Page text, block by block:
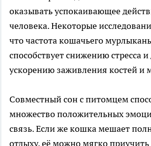
оказывать успокаивающее
человека. Некоторые
что частота кошачьего
способствует снижению стресса
ускорению заживления костей
Совместный сон с питомцем
множество положительных
связь. Если же кошка мешает
отдыху, её можно мягко приучить